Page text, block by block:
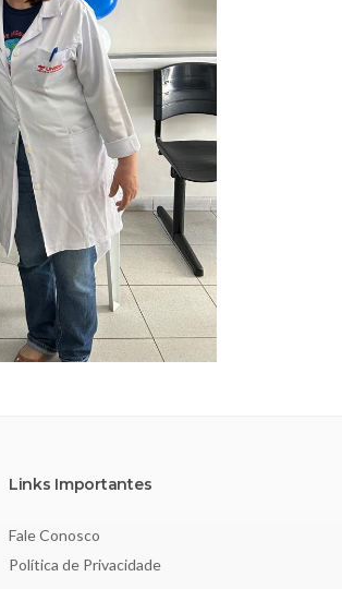
Links Importantes
Fale Conosco
Política de Privacidade